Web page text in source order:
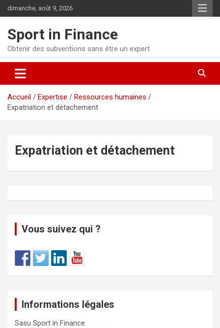
dimanche, août 9, 2026
Sport in Finance
Obtenir des subventions sans être un expert
Accueil Expertise
Ressources humaines
Expatriation et détachement
Expatriation et détachement
Vous suivez qui ?
Informations légales
Sasu Sport in Finance